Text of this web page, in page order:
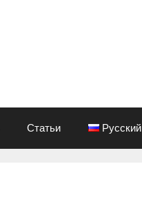
Статьи Русский